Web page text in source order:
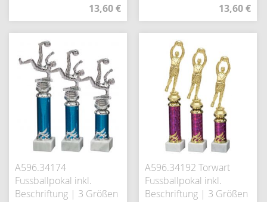
13,60 €
13,60 €
A596.34174
Fussballpokal inkl.
Beschriftung | 3 Größen
A596.34192 Torwart
Fussballpokal inkl.
Beschriftung | 3 Größen